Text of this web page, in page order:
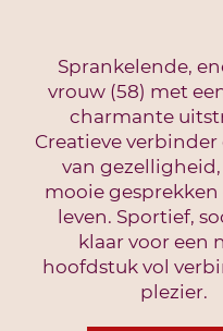
Sprankelende,
vrouw (58) met
charmante
Creatieve
van
mooie
leven. Sportief,
klaar voor een
hoofdstuk vol
plezier.